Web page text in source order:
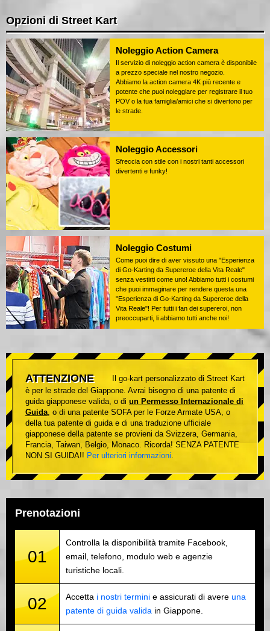
Opzioni di Street Kart
Noleggio Action Camera
Il servizio di noleggio action camera è disponibile
a prezzo speciale nel nostro negozio.
Abbiamo la action camera 4K più recente e
potente che puoi noleggiare per registrare il tuo
POV o la tua famiglia/amici che si divertono per
le strade.
Noleggio Accessori
Sfreccia con stile con i nostri tanti accessori
divertenti e funky!
Noleggio Costumi
Come puoi dire di aver vissuto una "Esperienza
di Go-Karting da Supereroe della Vita Reale"
senza vestirti come uno! Abbiamo tutti i costumi
che puoi immaginare per rendere questa una
"Esperienza di Go-Karting da Supereroe della
Vita Reale"! Per tutti i fan dei supereroi, non
preoccuparti, li abbiamo tutti anche noi!
ATTENZIONE
Il go-kart personalizzato di Street Kart
è per le strade del Giappone. Avrai bisogno di una patente di
guida giapponese valida, o di un Permesso Internazionale di
Guida , o di una patente SOFA per le Forze Armate USA, o
della tua patente di guida e di una traduzione ufficiale
giapponese della patente se provieni da Svizzera, Germania,
Francia, Taiwan, Belgio, Monaco. Ricorda! SENZA PATENTE
NON SI GUIDA!! Per ulteriori informazioni
Prenotazioni
01
Controlla la disponibilità tramite Facebook,
email, telefono, modulo web e agenzie
turistiche locali.
02 Accetta i nostri termini e assicurati di avere una
patente di guida valida in Giappone.